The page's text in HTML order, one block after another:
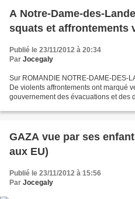
A Notre-Dame-des-
squats et affrontements
Publié le 23/11/2012 à 20:34
Par Jocegaly
Sur ROMANDIE NOTRE-DAME-DES-
De violents affrontements ont marqué
gouvernement des évacuations et des
Landes,...
GAZA vue par ses
aux EU)
Publié le 23/11/2012 à 15:56
Par Jocegaly